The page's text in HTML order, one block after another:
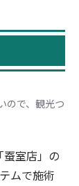
ので、観光つ
蚕室店」の
ムで施術